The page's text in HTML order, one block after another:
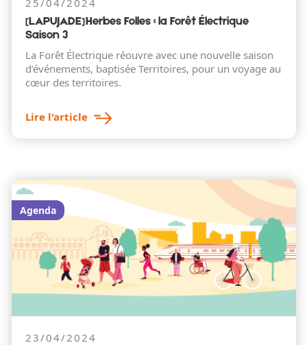
25/04/2024
[LAPUJADE] Herbes Folles : la Forêt Électrique
Saison 3
La Forêt Électrique réouvre avec une nouvelle saison
d’événements, baptisée Territoires, pour un voyage au
cœur des territoires.
Lire l'article
Agenda
23/04/2024